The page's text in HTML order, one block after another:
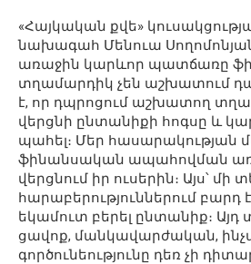
«Հայկական քվե»
նախագահ Մենուա
առաջին կարևոր պատճառը
տղամարդիկ չեն աշխատում
է, որ դպրոցում աշխատող
վերցնի ընտանիքի հոգսը և
պահել։ Մեր հասարակության
ֆինանսական ապահովման
վերցնում իր ուսերին։ Այս՝
հարաբերություններում բարդ
եկամուտ բերել ընտանիք։ Այդ
ցավոք, մանկավարժական,
գործունեությունը դեռ չի